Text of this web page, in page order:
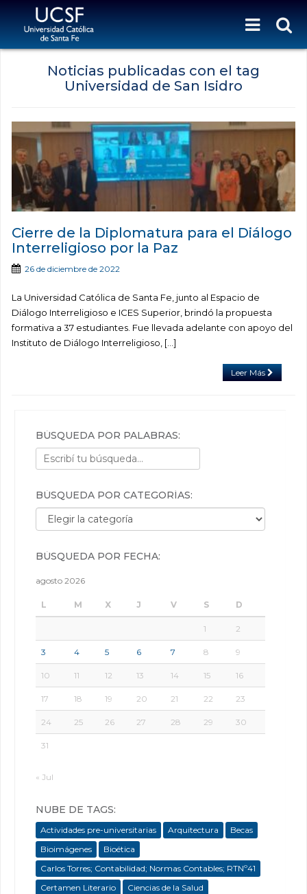
Noticias publicadas con el tag
Universidad de San Isidro
Cierre de la Diplomatura para el Diálogo
Interreligioso por la Paz
26 de diciembre de 2022
La Universidad Católica de Santa Fe, junto al Espacio de
Diálogo Interreligioso e ICES Superior, brindó la propuesta
formativa a 37 estudiantes. Fue llevada adelante con apoyo del
Instituto de Diálogo Interreligioso, […]
Leer Más
BÚSQUEDA POR PALABRAS:
BÚSQUEDA POR CATEGORÍAS:
Búsqueda por categorías:
BÚSQUEDA POR FECHA:
agosto 2026
L M X J V S D
1 2
3 4 5 6 7 8 9
10 11 12 13 14 15 16
17 18 19 20 21 22 23
24 25 26 27 28 29 30
31
« Jul
NUBE DE TAGS:
Actividades pre-universitarias Arquitectura
Becas
Bioimágenes
Bioética
Carlos Torres; Contabilidad; Normas Contables; RTNº41
Certamen Literario
Ciencias de la Salud